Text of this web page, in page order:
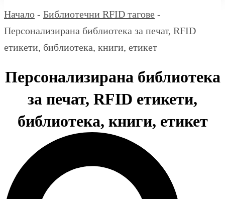
Начало - Библиотечни RFID тагове -
Персонализирана библиотека за печат, RFID
етикети, библиотека, книги, етикет
Персонализирана библиотека
за печат, RFID етикети,
библиотека, книги, етикет